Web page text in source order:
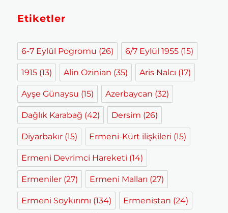
Etiketler
6-7 Eylül Pogromu (26) 6/7 Eylül 1955 (15)
1915 (13) Alin Ozinian (35) Aris Nalcı (17)
Ayşe Günaysu (15) Azerbaycan (32)
Dağlık Karabağ (42) Dersim (26)
Diyarbakır (15) Ermeni-Kürt ilişkileri (15)
Ermeni Devrimci Hareketi (14)
Ermeniler (27) Ermeni Malları (27)
Ermeni Soykırımı (134) Ermenistan (24)